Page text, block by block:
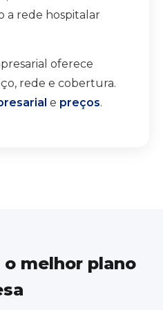
a rede hospitalar
oferece
rede e cobertura.
e preços.
melhor plano